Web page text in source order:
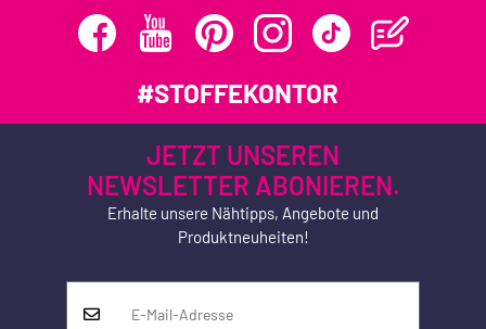
#STOFFEKONTOR
JETZT UNSEREN
NEWSLETTER ABONIEREN.
Erhalte unsere Nähtipps, Angebote und
Produktneuheiten!